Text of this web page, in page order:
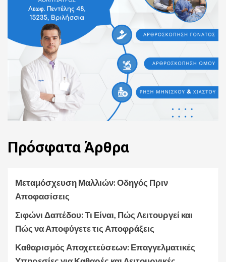
Πρόσφατα Άρθρα
Μεταμόσχευση Μαλλιών: Οδηγός Πριν
Αποφασίσεις
Σιφώνι Δαπέδου: Τι Είναι, Πώς Λειτουργεί και
Πώς να Αποφύγετε τις Αποφράξεις
Καθαρισμός Αποχετεύσεων: Επαγγελματικές